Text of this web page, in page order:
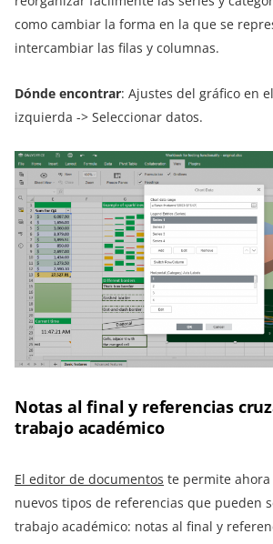
como cambiar la forma en la que se
intercambiar las filas y columnas.
Dónde encontrar: Ajustes del gráfico en
izquierda -> Seleccionar datos.
Notas al final y referencias
trabajo académico
El editor de documentos te permite
nuevos tipos de referencias que pueden
trabajo académico: notas al final y